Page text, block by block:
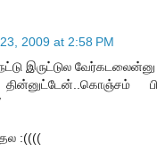
2009 at 2:58 PM
இருட்டுல
தல :((((